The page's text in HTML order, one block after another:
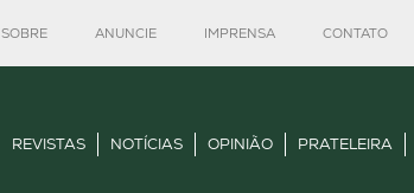
SOBRE ANUNCIE IMPRENSA CONTATO
REVISTAS NOTÍCIAS OPINIÃO PRATELEIRA